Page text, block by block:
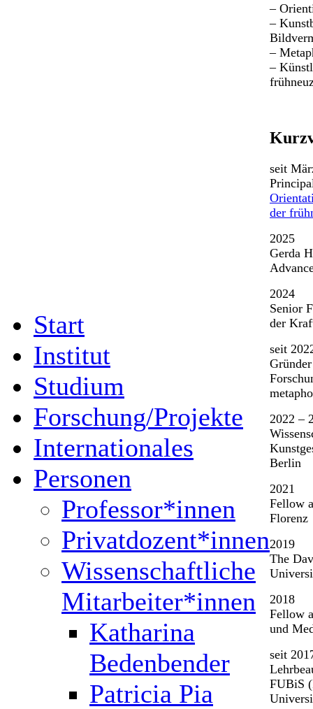
Start
Institut
Studium
Forschung/Projekte
Internationales
Personen
Professor*innen
Privatdozent*innen
Wissenschaftliche
Mitarbeiter*innen
Katharina
Bedenbender
Patricia Pia
–
–
–
–
seit
der
2025
Gerda
2024
Senior
der
seit
2022 –
Berlin
2021
Fellow
Florenz
2019
The
2018
Fellow
und
seit
FUBiS